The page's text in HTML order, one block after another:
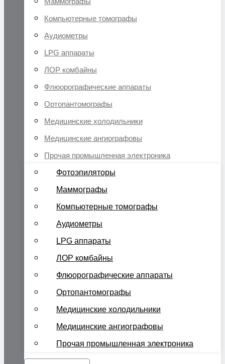
Компьютерные томографы
Аудиометры
LPG аппараты
ЛОР комбайны
Флюорографические аппараты
Ортопантомографы
Медицинские холодильники
Медицинские ангиографовы
Прочая промышленная электроника
Фотоэпиляторы
Маммографы
Компьютерные томографы
Аудиометры
LPG аппараты
ЛОР комбайны
Флюорографические аппараты
Ортопантомографы
Медицинские холодильники
Медицинские ангиографовы
Прочая промышленная электроника